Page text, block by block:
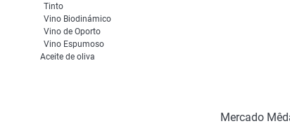
Tinto
Vino Biodinámico
Vino de Oporto
Vino Espumoso
Aceite de oliva
Mercado